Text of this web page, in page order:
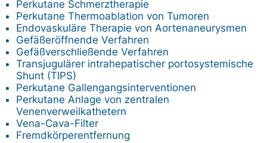
Perkutane Schmerztherapie
Perkutane Thermoablation von Tumoren
Endovaskuläre Therapie von Aortenaneurysmen
Gefäßeröffnende Verfahren
Gefäßverschließende Verfahren
Transjugulärer intrahepatischer portosystemische
Shunt (TIPS)
Perkutane Gallengangsinterventionen
Perkutane Anlage von zentralen
Venenverweilkathetern
Vena-Cava-Filter
Fremdkörperentfernung